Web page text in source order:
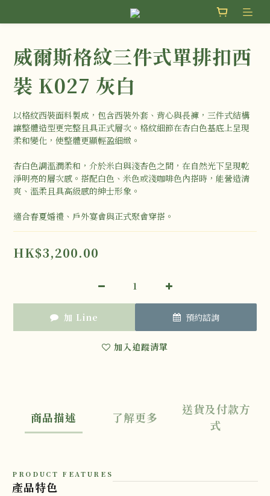
威爾斯格紋三件式單排扣西
裝 K027 灰白
以格紋西裝面料製成，包含西裝外套、背心與長褲，三件式結構
讓整體造型更完整且具正式層次。格紋細節在杏白色基底上呈現
柔和變化，使整體更顯輕盈細緻。
杏白色調溫潤柔和，介於米白與淺杏色之間，在自然光下呈現乾
淨明亮的層次感。搭配白色、米色或淺咖啡色內搭時，能營造清
爽、溫柔且具高級感的紳士形象。
適合春夏婚禮、戶外宴會與正式聚會穿搭。
HK$3,200.00
加 Line 預約諮詢
加入追蹤清單
商品描述 了解更多
送貨及付款方
式
PRODUCT FEATURES
產品特色